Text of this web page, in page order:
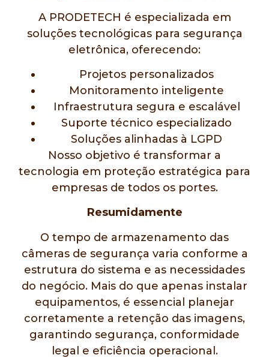
A PRODETECH é especializada em
soluções tecnológicas para segurança
eletrônica, oferecendo:
Projetos personalizados
Monitoramento inteligente
Infraestrutura segura e escalável
Suporte técnico especializado
Soluções alinhadas à LGPD
Nosso objetivo é transformar a
tecnologia em proteção estratégica para
empresas de todos os portes.
Resumidamente
O tempo de armazenamento das
câmeras de segurança varia conforme a
estrutura do sistema e as necessidades
do negócio. Mais do que apenas instalar
equipamentos, é essencial planejar
corretamente a retenção das imagens,
garantindo segurança, conformidade
legal e eficiência operacional.